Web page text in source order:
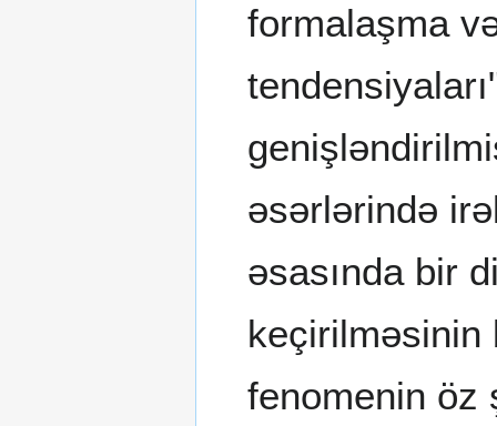
formalaşma
əsərlərində
əsasında bir
keçirilməsinin
fenomenin öz